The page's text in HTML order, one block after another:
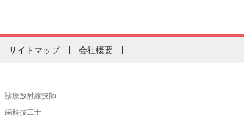
サイトマップ 会社概要
診療放射線技師
歯科技工士